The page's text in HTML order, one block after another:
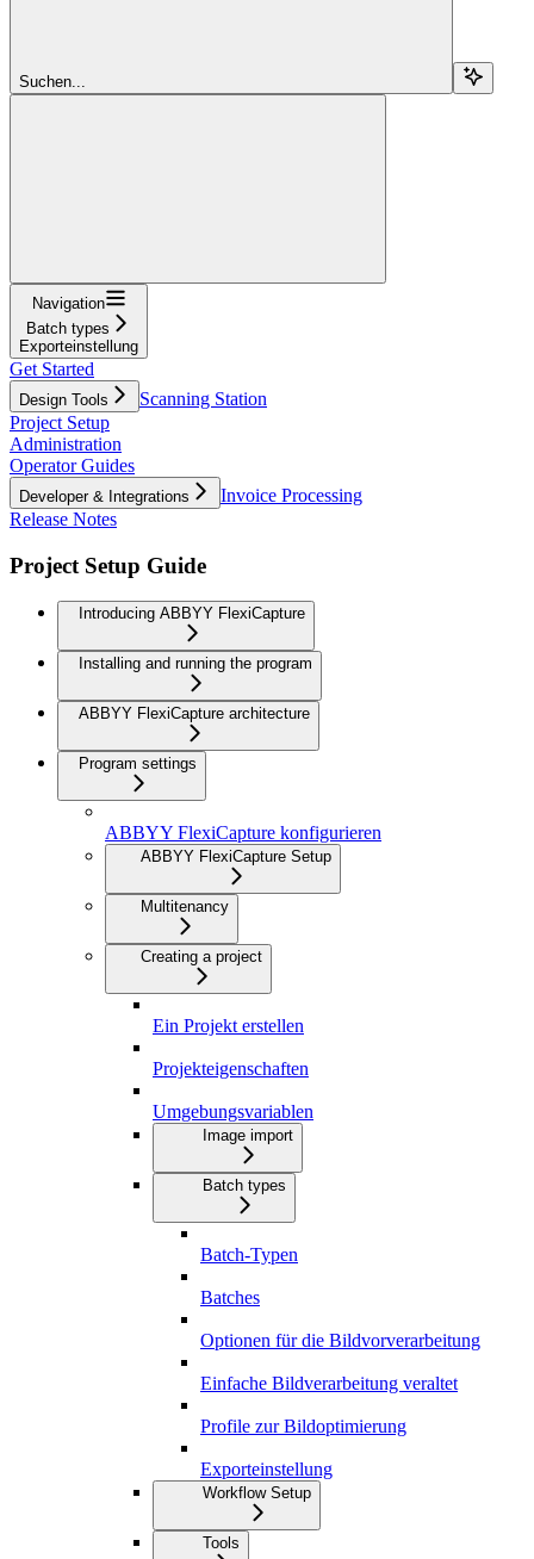
Suchen...
Navigation
Batch types
Exporteinstellung
Get Started
Design Tools
Scanning Station
Project Setup
Administration
Operator Guides
Developer & Integrations
Invoice Processing
Release Notes
Project Setup Guide
Introducing ABBYY FlexiCapture
Installing and running the program
ABBYY FlexiCapture architecture
Program settings
ABBYY FlexiCapture konfigurieren
ABBYY FlexiCapture Setup
Multitenancy
Creating a project
Ein Projekt erstellen
Projekteigenschaften
Umgebungsvariablen
Image import
Batch types
Batch-Typen
Batches
Optionen für die Bildvorverarbeitung
Einfache Bildverarbeitung veraltet
Profile zur Bildoptimierung
Exporteinstellung
Workflow Setup
Tools